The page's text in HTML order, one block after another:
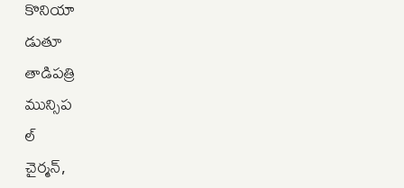
కొనియా
డుతూ
తాడిపత్రి
మున్సిప
ల్
చైర్మన్,